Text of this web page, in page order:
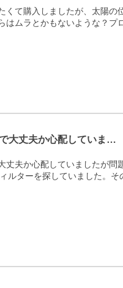
くて購入しましたが、太陽
はムラとかもないような？プ
大丈夫か心配していま…
丈夫か心配していましたが問
ルターを探していました。そ